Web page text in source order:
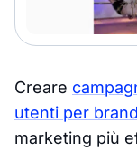
Creare
utenti per
marketing più